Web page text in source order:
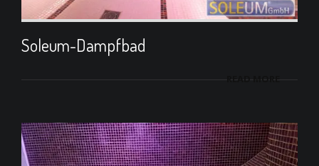
Soleum-Dampfbad
READ MORE